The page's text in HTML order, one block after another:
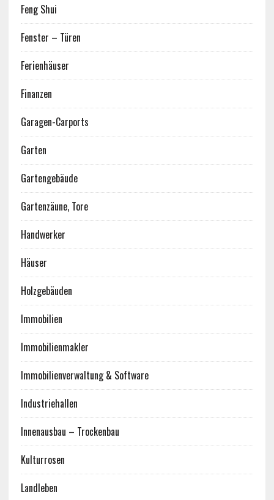
Feng Shui
Fenster – Türen
Ferienhäuser
Finanzen
Garagen-Carports
Garten
Gartengebäude
Gartenzäune, Tore
Handwerker
Häuser
Holzgebäuden
Immobilien
Immobilienmakler
Immobilienverwaltung & Software
Industriehallen
Innenausbau – Trockenbau
Kulturrosen
Landleben